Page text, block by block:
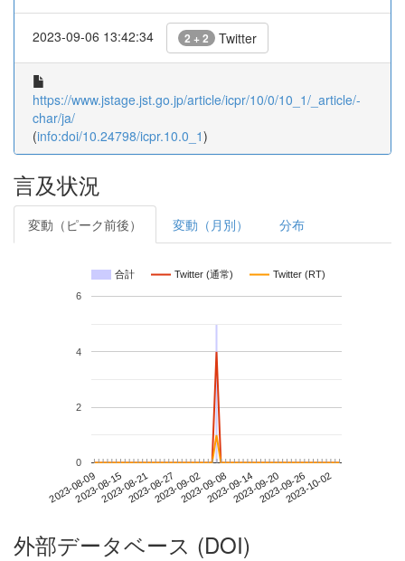
2023-09-06 13:42:34 2 + 2 Twitter
https://www.jstage.jst.go.jp/article/icpr/10/0/10_1/_article/-
char/ja/
(info:doi/10.24798/icpr.10.0_1)
言及状況
変動（ピーク前後） 変動（月別） 分布
合計 Twitter (通常) Twitter (RT)
2023-08-092023-08-152023-08-212023-08-272023-09-022023-09-082023-09-142023-09-202023-09-262023-10-02
0
2
4
6
外部データベース (DOI)